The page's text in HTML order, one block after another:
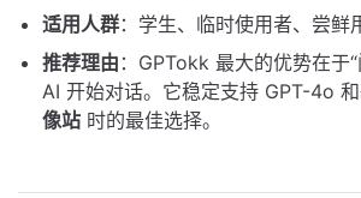
适用人群：学生、临时使用者、尝鲜
推荐理由 ：GPTokk 最大的优势在于
AI 开始对话。它稳定支持 GPT-4o
像站 时的最佳选择。